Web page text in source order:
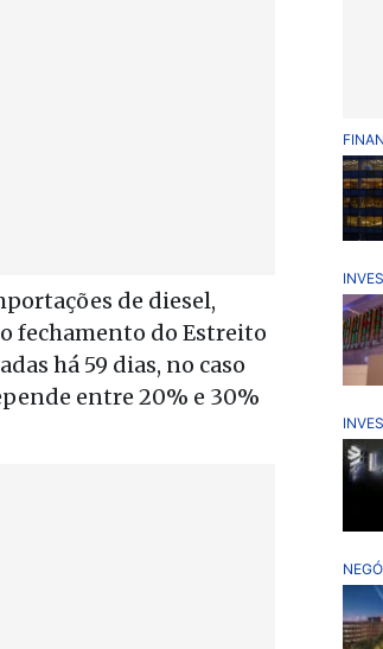
de diesel,
fechamento do Estreito
há 59 dias, no caso
entre 20% e 30%